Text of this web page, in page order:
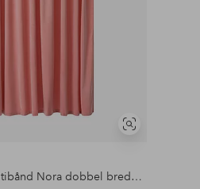
Vis
Gardin med multibånd Nora dobbel bredde, 1 stk